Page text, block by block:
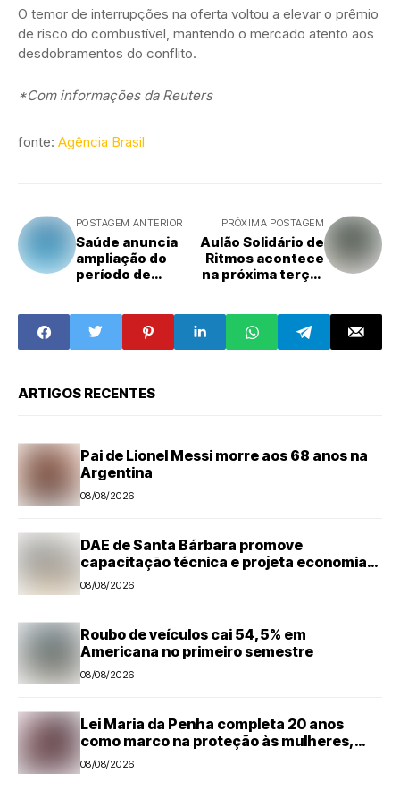
O temor de interrupções na oferta voltou a elevar o prêmio
de risco do combustível, mantendo o mercado atento aos
desdobramentos do conflito.
*Com informações da Reuters
fonte: Agência Brasil
POSTAGEM ANTERIOR
Saúde anuncia
ampliação do
período de
dezembro
PRÓXIMA POSTAGEM
Aulão Solidário de
Ritmos acontece
na próxima terça-
ARTIGOS RECENTES
Pai de Lionel Messi morre aos 68 anos na
Argentina
08/08/2026
DAE de Santa Bárbara promove
capacitação técnica e projeta economia
anual de mais de R$ 300 mil com eficiência
energética
08/08/2026
Roubo de veículos cai 54,5% em
Americana no primeiro semestre
08/08/2026
Lei Maria da Penha completa 20 anos
como marco na proteção às mulheres,
mas violência ainda desafia o país
08/08/2026